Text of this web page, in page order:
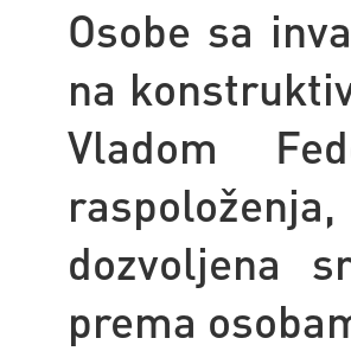
Osobe sa
na
Vladom
dozvoljena
prema